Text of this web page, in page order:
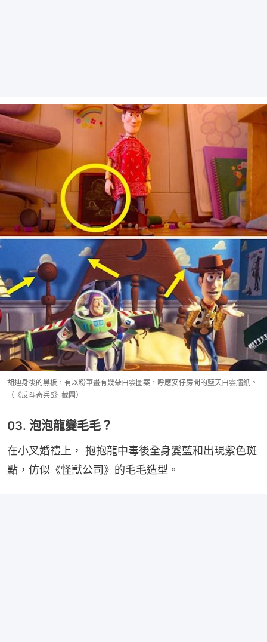
胡迪身後的黑板，有以粉筆畫有幾朵白雲圖案，呼應安仔房間的藍天白雲牆紙。
（《反斗奇兵5》截圖）
03. 泡泡龍變毛毛？
在小叉婚禮上， 抱抱龍中毒後全身變藍和出現紫色斑
點，仿似《怪獸公司》的毛毛造型。